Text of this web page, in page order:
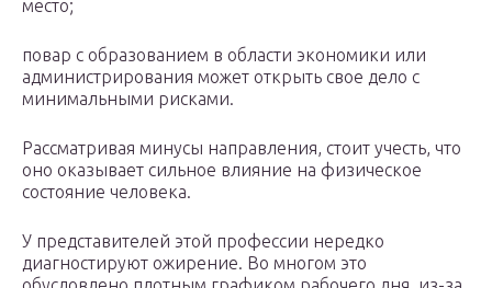
место;
повар с образованием в области экономики или
администрирования может открыть свое дело с
минимальными рисками.
Рассматривая минусы направления, стоит учесть, что
оно оказывает сильное влияние на физическое
состояние человека.
У представителей этой профессии нередко
диагностируют ожирение. Во многом это